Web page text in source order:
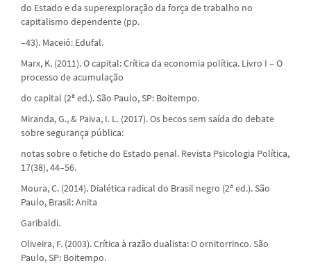
do Estado e da superexploração da força de trabalho no
capitalismo dependente (pp.
–43). Maceió: Edufal.
Marx, K. (2011). O capital: Crítica da economia política. Livro I – O
processo de acumulação
do capital (2ª ed.). São Paulo, SP: Boitempo.
Miranda, G., & Paiva, I. L. (2017). Os becos sem saída do debate
sobre segurança pública:
notas sobre o fetiche do Estado penal. Revista Psicologia Política,
17(38), 44–56.
Moura, C. (2014). Dialética radical do Brasil negro (2ª ed.). São
Paulo, Brasil: Anita
Garibaldi.
Oliveira, F. (2003). Crítica à razão dualista: O ornitorrinco. São
Paulo, SP: Boitempo.